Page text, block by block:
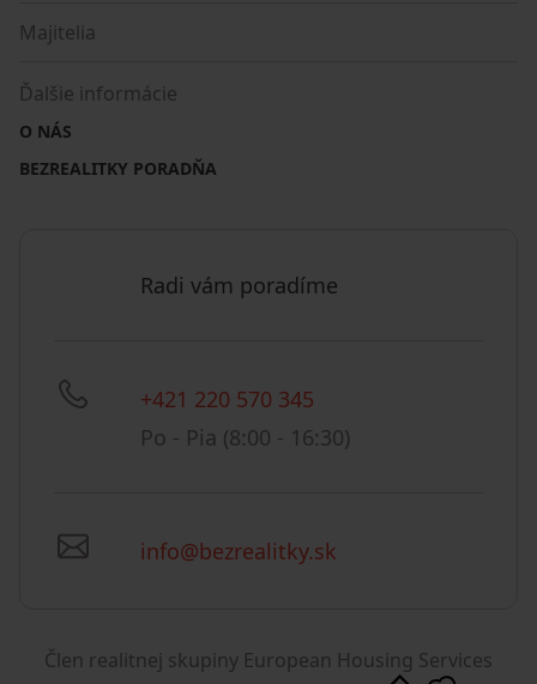
Majitelia
Ďalšie informácie
O NÁS
BEZREALITKY PORADŇA
Radi vám poradíme
+421 220 570 345
Po - Pia (8:00 - 16:30)
info@bezrealitky.sk
Člen realitnej skupiny European Housing Services